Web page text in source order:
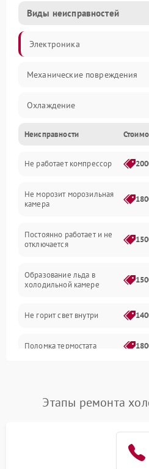
Виды неисправностей
Электроника
Механические повреждения
Охлаждение
Механика
Электропитание
Дренаж
Неисправности
Не работает компрессор
Не морозит морозильная
камера
Постоянно работает и не
отключается
Образование льда в
холодильной камере
Не горит свет внутри
Поломка термостата
Поломка системы No Frost
Этапы ремонта